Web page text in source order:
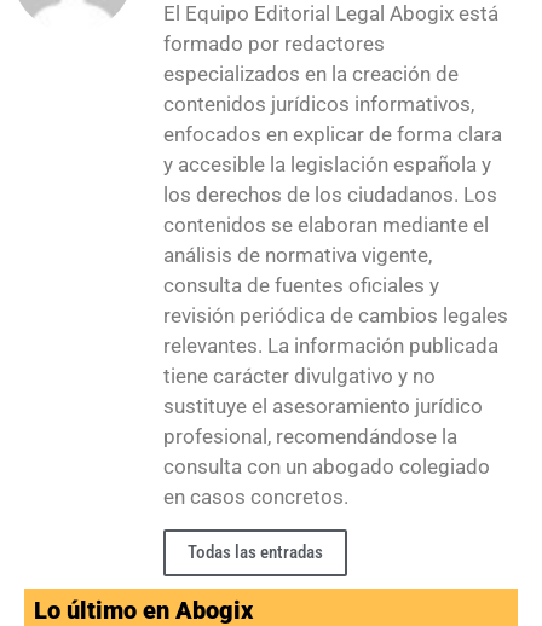
El Equipo Editorial Legal Abogix está
formado por redactores
especializados en la creación de
contenidos jurídicos informativos,
enfocados en explicar de forma clara
y accesible la legislación española y
los derechos de los ciudadanos. Los
contenidos se elaboran mediante el
análisis de normativa vigente,
consulta de fuentes oficiales y
revisión periódica de cambios legales
relevantes. La información publicada
tiene carácter divulgativo y no
sustituye el asesoramiento jurídico
profesional, recomendándose la
consulta con un abogado colegiado
en casos concretos.
Todas las entradas
Lo último en Abogix